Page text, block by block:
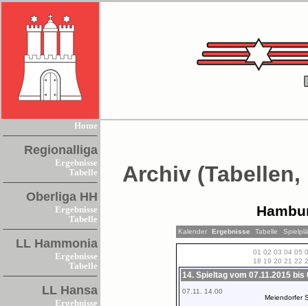
Home
Regionalliga
Ergebnisse
Tabelle
Oberliga HH
Ergebnisse
Tabelle
LL Hammonia
Ergebnisse
Tabelle
LL Hansa
Ergebnisse
Archiv
Kalender Ergebnisse Tabelle
01 02 03 04 05
18 19 20 21 22
14. Spieltag vom 07.11.2015 bis
07.11. 14.00
Meiendorfer